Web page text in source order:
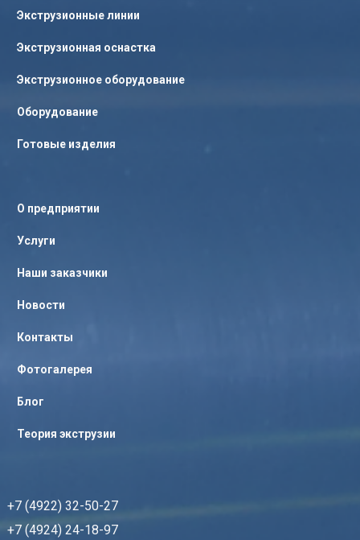
Экструзионные линии
Экструзионная оснастка
Экструзионное оборудование
Оборудование
Готовые изделия
О предприятии
Услуги
Наши заказчики
Новости
Контакты
Фотогалерея
Блог
Теория экструзии
+7 (4922) 32-50-27
+7 (4924) 24-18-97